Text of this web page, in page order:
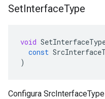
SetInterfaceType
void
const
)
Configura